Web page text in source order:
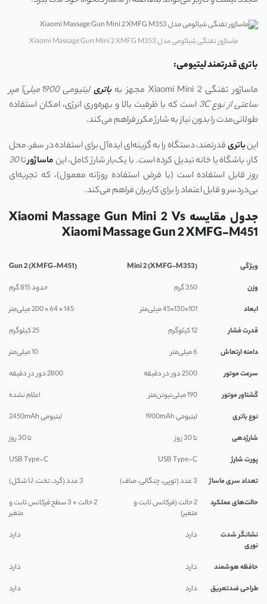
ماساژور تفنگی شیائومی مدل Xiaomi Massage Gun Mini 2 XMFG M353
باتری قدرتمند لیتیومی:
ماساژور تفنگی Xiaomi Mini 2 مجهز به باتری
لیتیومی 1900 میلی‌آمپر
ساعتی از نوع 3C است که با ظرفیت بالا و بهره‌وری انرژی، امکان استفاده
طولانی‌مدت را بدون نیاز به شارژ مکرر فراهم می‌کند.
اینباتریقدرتمند، دستگاه را به گزینه‌ای ایده‌آل برای استفاده در سفر، محل
کار، باشگاه یا خانه تبدیل کرده است. با یک‌بار شارژ کامل، اینماساژورتا30
روزقابل استفاده است (با فرض استفاده روزانه معمول)، که تجربه‌ای
بی‌دردسر و قابل اعتماد را برای کاربران فراهم می‌کند.
جدول مقایسه Xiaomi Massage Gun Mini 2 Vs
Xiaomi Massage Gun 2 XMFG-M451
ویژگی Mini 2 (XMFG-M353)
Gun 2 (XMFG-M451)
وزن
350 گرم
حدود 815 گرم
ابعاد
101×130×45 میلی‌متر
145 × 64 × 200 میلی‌متر
قدرت فشار
12 کیلوگرم
25 کیلوگرم
دامنه ارتعاش
6 میلی‌متر
10 میلی‌متر
سرعت موتور
2500 دور در دقیقه
2800 دور در دقیقه
گشتاور موتور
190 میلی‌نیوتن‌متر
اعلام نشده
نوع باتری
لیتیومی 1900mAh
لیتیومی 2450mAh
شارژدهی
تا 30 روز
تا 30 روز
پورت شارژ
USB Type-C
USB Type-C
تعداد سری ماساژ
3 عدد (توپی، چنگالی، صاف)
3 عدد (گرد، تخت، U شکل)
حالت‌های عملکرد
2 حالت (فرکانس ثابت و
متغیر)
2 حالت + 3 سطح فرکانس ثابت و
متغیر
نشانگر شدت
نوری
دارد دارد
حافظه هوشمند دارد
دارد
طراحی ضدتعریق
دارد
دارد